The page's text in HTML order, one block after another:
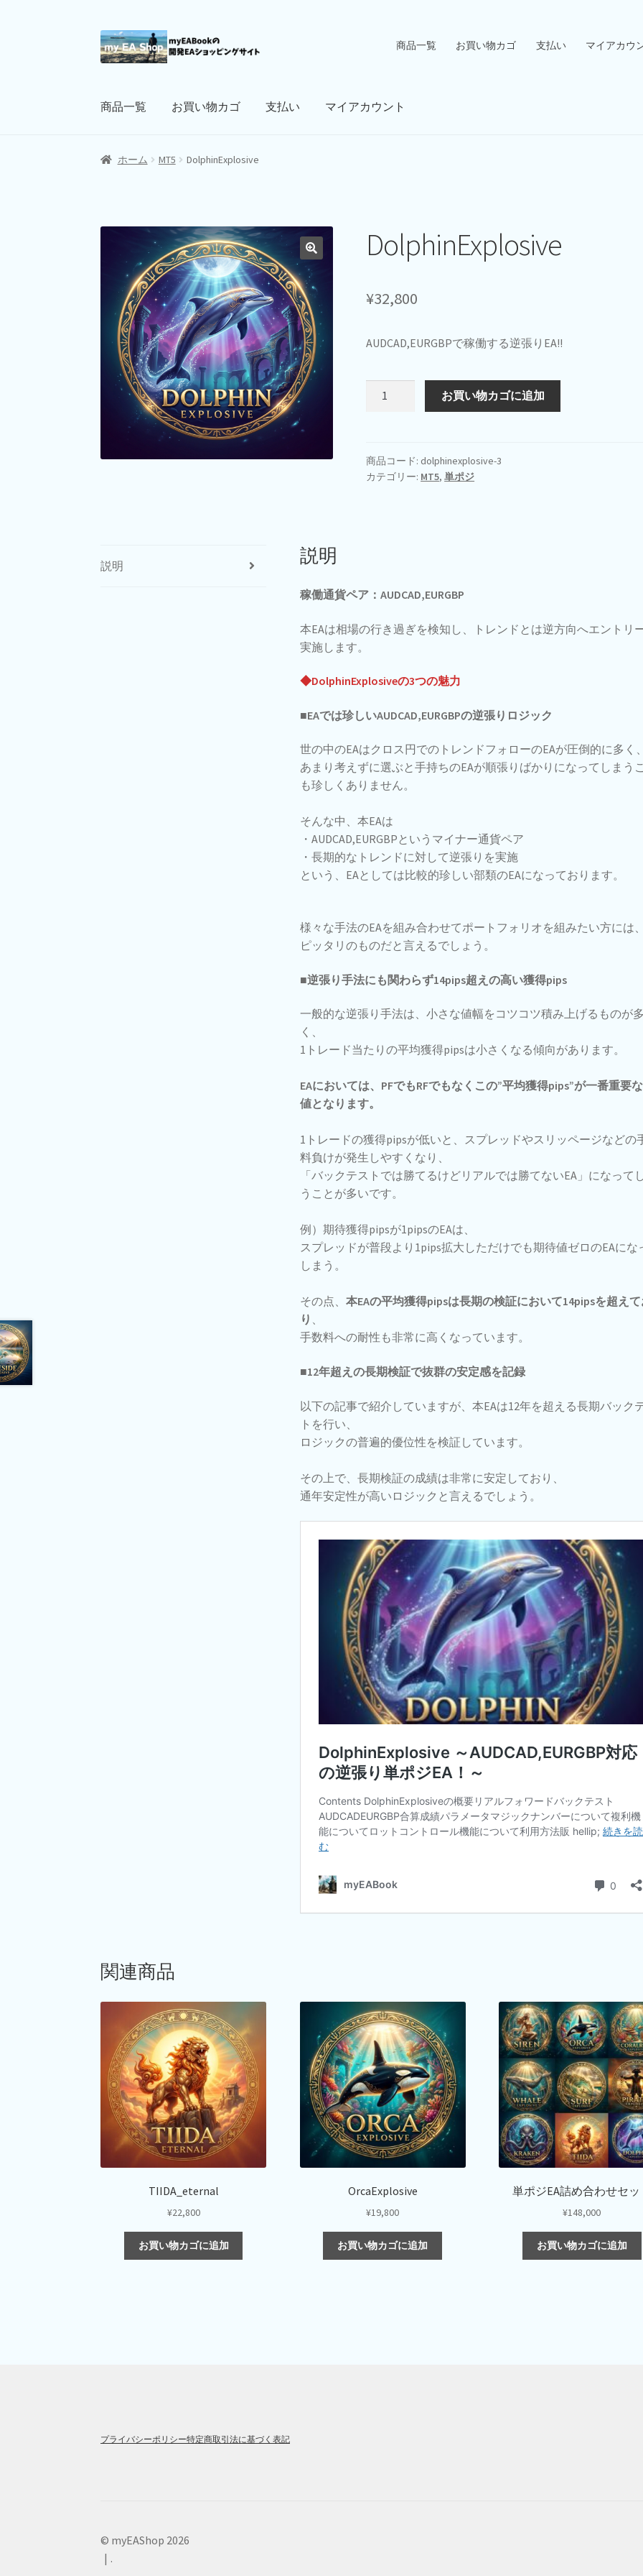
ナ
ビ
シ
へ
コ
ン
ツ
キ
商品一覧 お買い物カゴ 支払い マイアカウ
商品一覧 お買い物カゴ 支払い マイアカウント
ホーム MT5 DolphinExplosive
DolphinExplosive
¥32,800
AUDCAD,EURGBPで稼働する逆張りEA!!
DolphinExplosive
お買い物カゴに追加
商品コード: dolphinexplosive-3
カテゴリー: MT5,単ポジ
説明 説明
稼働通貨ペア：AUDCAD,EURGBP
本EAは相場の行き過ぎを検知し、トレンドとは逆方向へエントリ
実施します。
◆DolphinExplosiveの3つの魅力
■EAでは珍しいAUDCAD,EURGBPの逆張りロジック
世の中のEAはクロス円でのトレンドフォローのEAが圧倒的に多く
あまり考えずに選ぶと手持ちのEAが順張りばかりになってしまう
も珍しくありません。
そんな中、本EAは
・AUDCAD,EURGBPというマイナー通貨ペア
・長期的なトレンドに対して逆張りを実施
という、EAとしては比較的珍しい部類のEAになっております。
様々な手法のEAを組み合わせてポートフォリオを組みたい方には
ピッタリのものだと言えるでしょう。
■逆張り手法にも関わらず14pips超えの高い獲得pips
一般的な逆張り手法は、小さな値幅をコツコツ積み上げるものが
く、
1トレード当たりの平均獲得pipsは小さくなる傾向があります。
EAにおいては、PFでもRFでもなくこの”平均獲得pips”が一番重要
値となります。
1トレードの獲得pipsが低いと、スプレッドやスリッページなどの
料負けが発生しやすくなり、
「バックテストでは勝てるけどリアルでは勝てないEA」になって
うことが多いです。
例）期待獲得pipsが1pipsのEAは、
スプレッドが普段より1pips拡大しただけでも期待値ゼロのEAにな
しまう。
その点、 本EAの平均獲得pipsは長期の検証において14pipsを超え
り 、
手数料への耐性も非常に高くなっています。
■12年超えの長期検証で抜群の安定感を記録
以下の記事で紹介していますが、本EAは12年を超える長期バック
トを行い、
ロジックの普遍的優位性を検証しています。
その上で、長期検証の成績は非常に安定しており、
通年安定性が高いロジックと言えるでしょう。
関連商品
TIIDA_eternal
¥22,800
お買い物カゴに追加
OrcaExplosive
¥19,800
お買い物カゴに追加
単ポジEA詰め合わせセッ
¥148,000
お買い物カゴに追加
プライバシーポリシー特定商取引法に基づく表記
© myEAShop 2026
.